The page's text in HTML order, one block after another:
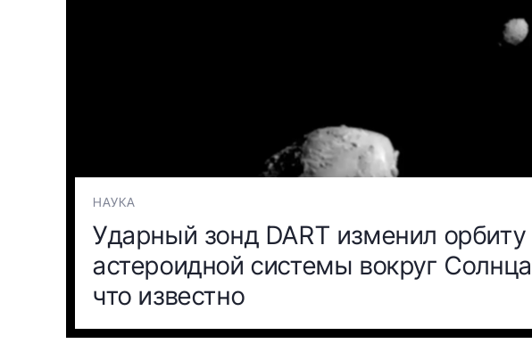
НАУКА
Ударный зонд DART изменил орбиту
астероидной системы вокруг
что известно